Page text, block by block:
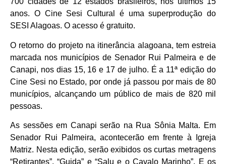
anos. O Cine Sesi Cultural é uma superprodução do
SESI Alagoas. O acesso é gratuito.
O retorno do projeto na itinerância alagoana, tem estreia
marcada nos municípios de Senador Rui Palmeira e de
Canapi, nos dias 15, 16 e 17 de julho. É a 11ª edição do
Cine Sesi no Estado, por onde já passou por mais de 80
municípios, alcançando um público de mais de 820 mil
pessoas.
As sessões em Canapi serão na Rua Sônia Malta. Em
Senador Rui Palmeira, acontecerão em frente à Igreja
Matriz. Nesta edição, serão exibidos os curtas metragens
“Retirantes”, “Guida” e “Salu e o Cavalo Marinho”. E os